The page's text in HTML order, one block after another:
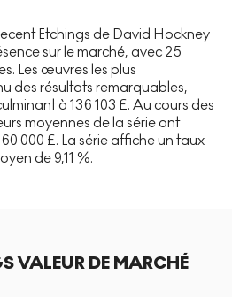
Etchings de David Hockney
sur le marché, avec 25
Les œuvres les plus
des résultats remarquables,
à 136 103 £. Au cours des
moyennes de la série ont
000 £. La série affiche un taux
de 9,11 %.
VALEUR DE MARCHÉ